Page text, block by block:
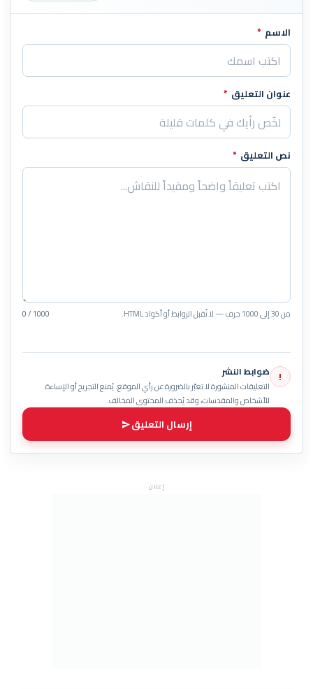
اترك هذا الحقل فارغاً
الاسم *
عنوان التعليق *
نص التعليق *
من 30 إلى 1000 حرف — لا تُقبل الروابط أو أكواد HTML. 0 / 1000
! ضوابط النشر
التعليقات المنشورة لا تعبّر بالضرورة عن رأي الموقع. يُمنع التجريح أو الإساءة
للأشخاص والمقدسات، وقد يُحذف المحتوى المخالف.
إرسال التعليق
إعلان